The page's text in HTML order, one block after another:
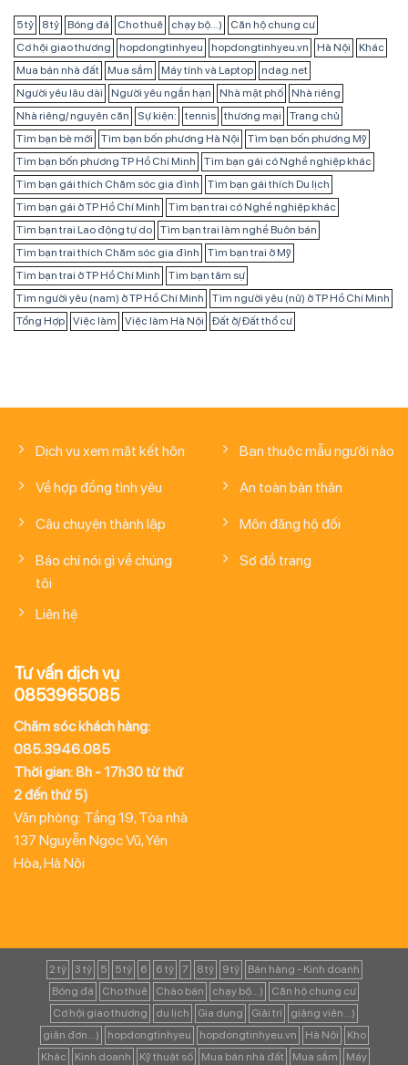
5 tỷ 8 tỷ Bóng đá Cho thuê chạy bộ...)
Căn hộ chung cư
Cơ hội giao thương
hopdongtinhyeu hopdongtinhyeu.vn Hà Nội
Khác
Mua bán nhà đất
Mua sắm Máy tính và Laptop
ndag.net
Người yêu lâu dài
Người yêu ngắn hạn Nhà mặt phố
Nhà riêng
Nhà riêng/ nguyên căn
Sự kiện: tennis thương mại
Trang chủ
Tìm bạn bè mới
Tìm bạn bốn phương Hà Nội
Tìm bạn bốn phương Mỹ
Tìm bạn bốn phương TP Hồ Chí Minh
Tìm bạn gái có Nghề nghiệp khác
Tìm bạn gái thích Chăm sóc gia đình
Tìm bạn gái thích Du lịch
Tìm bạn gái ở TP Hồ Chí Minh
Tìm bạn trai có Nghề nghiệp khác
Tìm bạn trai Lao động tự do
Tìm bạn trai làm nghề Buôn bán
Tìm bạn trai thích Chăm sóc gia đình
Tìm bạn trai ở Mỹ
Tìm bạn trai ở TP Hồ Chí Minh
Tìm bạn tâm sự
Tìm người yêu (nam) ở TP Hồ Chí Minh
Tìm người yêu (nữ) ở TP Hồ Chí Minh
Tổng Hợp
Việc làm Việc làm Hà Nội Đất ở/ Đất thổ cư
Dịch vụ xem mặt kết hôn
Về hợp đồng tình yêu
Câu chuyện thành lập
Báo chí nói gì về chúng
tôi
Liên hệ
Bạn thuộc mẫu người nào
An toàn bản thân
Môn đăng hộ đối
Sơ đồ trang
Tư vấn dịch vụ
0853965085
Chăm sóc khách hàng:
085.3946.085
Thời gian: 8h - 17h30 từ thứ
2 đến thứ 5)
Văn phòng: Tầng 19, Tòa nhà
137 Nguyễn Ngọc Vũ, Yên
Hòa, Hà Nội
2 tỷ 3 tỷ 5 5 tỷ 6 6 tỷ 7 8 tỷ 9 tỷ
Bán hàng - Kinh doanh
Bóng đá
Cho thuê Chào bán chạy bộ...)
Căn hộ chung cư
Cơ hội giao thương
du lịch Gia dụng Giải trí
giảng viên...)
giản đơn...)
hopdongtinhyeu hopdongtinhyeu.vn Hà Nội
Kho
Khác
Kinh doanh Kỹ thuật số Mua bán nhà đất Mua sắm
Máy